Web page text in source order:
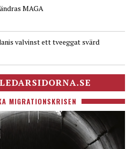
MAGA
valvinst ett tveeggat svärd
MIGRATIONSKRISEN